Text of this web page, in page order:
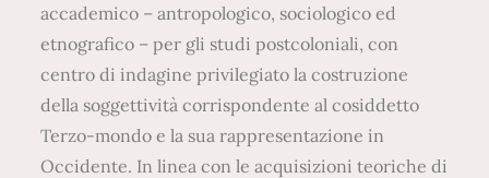
accademico – antropologico, sociologico ed
etnografico – per gli studi postcoloniali, con
centro di indagine privilegiato la costruzione
della soggettività corrispondente al cosiddetto
Terzo-mondo e la sua rappresentazione in
Occidente. In linea con le acquisizioni teoriche di